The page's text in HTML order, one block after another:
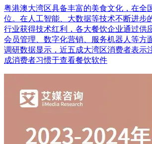
粤港澳大湾区具备丰富的美食文化，在全
位。在人工智能、大数据等技术不断进步
行业获得技术红利，各大餐饮企业通过供
会员管理、数字化营销、服务机器人等方
调研数据显示，近五成大湾区消费者表示
成消费者习惯于查看餐饮软件